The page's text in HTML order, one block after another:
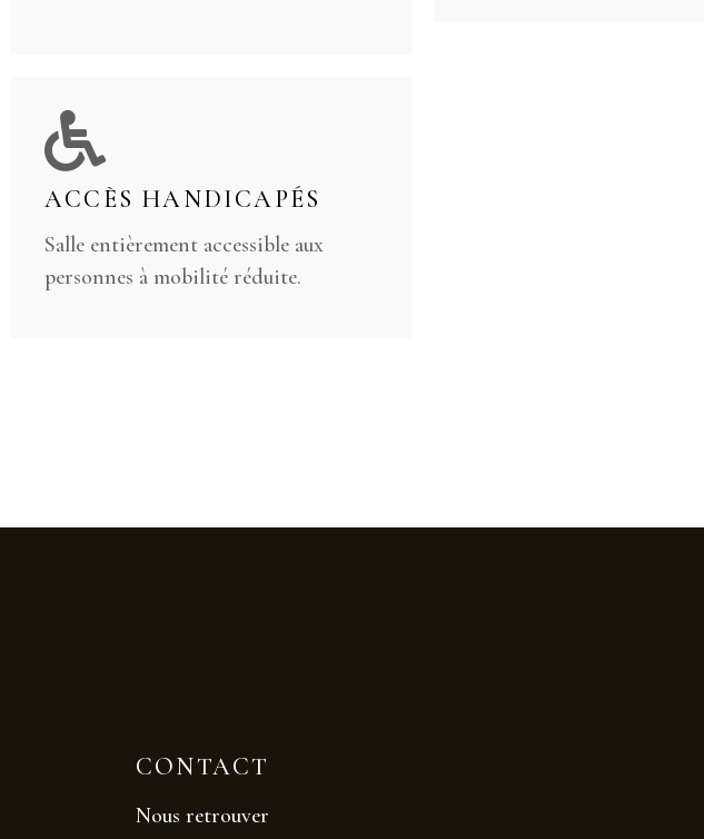
ACCÈS HANDICAPÉS
Salle entièrement accessible aux
personnes à mobilité réduite.
CONTACT
Nous retrouver